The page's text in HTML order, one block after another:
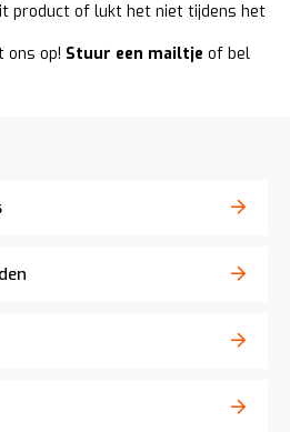
product of lukt het niet tijdens het
ons op! Stuur een mailtje of bel